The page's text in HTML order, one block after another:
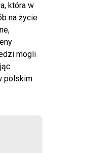
która w
na życie
mogli
polskim